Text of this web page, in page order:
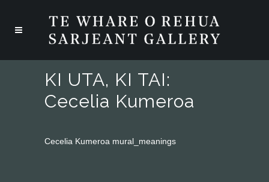
KI UTA, KI TAI:
Cecelia Kumeroa
Cecelia Kumeroa mural_meanings